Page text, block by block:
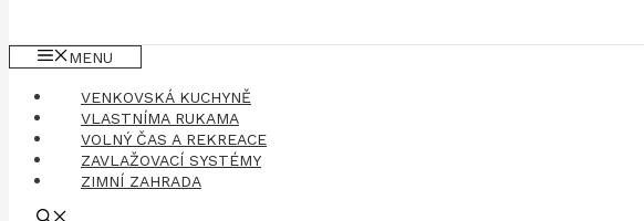
MENU
VENKOVSKÁ KUCHYNĚ
VLASTNÍMA RUKAMA
VOLNÝ ČAS A REKREACE
ZAVLAŽOVACÍ SYSTÉMY
ZIMNÍ ZAHRADA